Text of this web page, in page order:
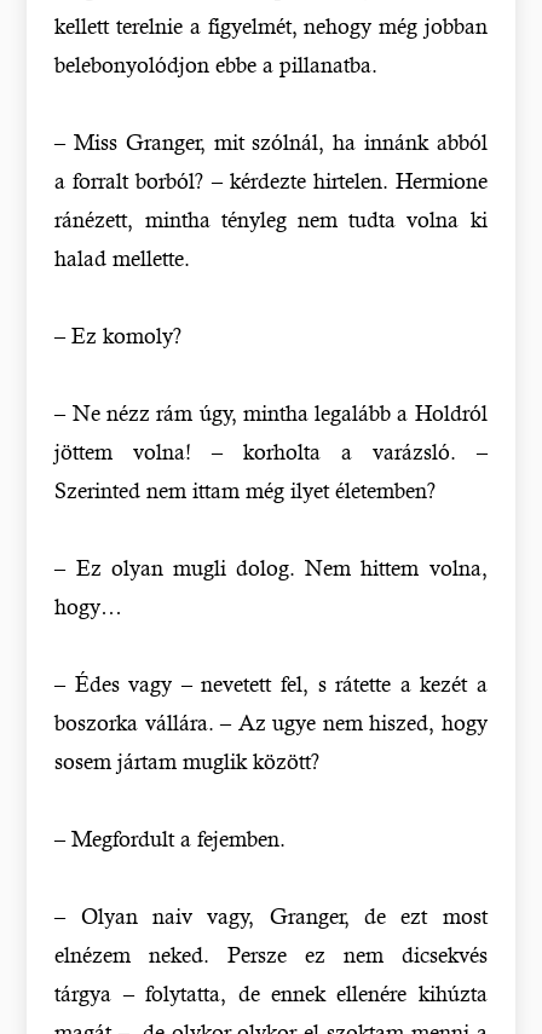
kellett terelnie a figyelmét, nehogy még jobban
belebonyolódjon ebbe a pillanatba.
– Miss Granger, mit szólnál, ha innánk abból
a forralt borból? – kérdezte hirtelen. Hermione
ránézett, mintha tényleg nem tudta volna ki
halad mellette.
– Ez komoly?
– Ne nézz rám úgy, mintha legalább a Holdról
jöttem volna! – korholta a varázsló. –
Szerinted nem ittam még ilyet életemben?
– Ez olyan mugli dolog. Nem hittem volna,
hogy…
– Édes vagy – nevetett fel, s rátette a kezét a
boszorka vállára. – Az ugye nem hiszed, hogy
sosem jártam muglik között?
– Megfordult a fejemben.
– Olyan naiv vagy, Granger, de ezt most
elnézem neked. Persze ez nem dicsekvés
tárgya – folytatta, de ennek ellenére kihúzta